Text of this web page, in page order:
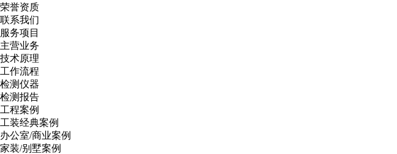
荣誉资质
联系我们
服务项目
主营业务
技术原理
工作流程
检测仪器
检测报告
工程案例
工装经典案例
办公室/商业案例
家装/别墅案例